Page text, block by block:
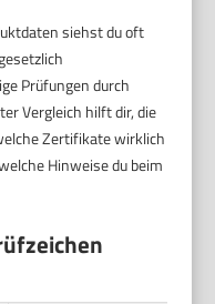
siehst du oft
Prüfungen durch
Vergleich hilft dir, die
Zertifikate wirklich
Hinweise du beim